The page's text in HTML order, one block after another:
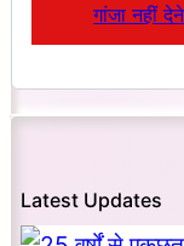
गांजा नहीं
Latest Updates